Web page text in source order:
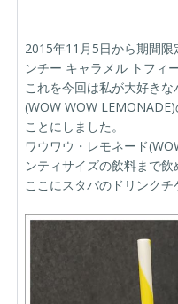
2015年11月5日から期間
ンチー キャラメル トフィ
これを今回は私が大好き
(WOW WOW
ことにしました。
ワウワウ・レモネード
ンティサイズの飲料まで飲
ここにスタバのドリンク